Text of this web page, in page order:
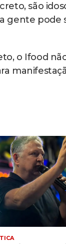
são
gente
o Ifood